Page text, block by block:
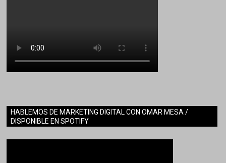
HABLEMOS DE MARKETING DIGITAL CON OMAR MESA /
DISPONIBLE EN SPOTIFY